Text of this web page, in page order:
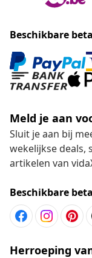
Beschikbare
Meld je aan
Sluit je aan bij
wekelijkse deals,
artikelen van
Beschikbare
Herroeping